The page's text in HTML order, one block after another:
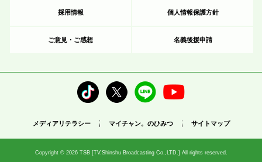
採用情報 個人情報保護方針
ご意見・ご感想 名義後援申請
メディアリテラシー マイチャン。のひみつ サイトマップ
Copyright © 2026 TSB [TV.Shinshu Broadcasting Co.,LTD.] All rights reserved.